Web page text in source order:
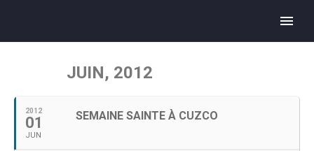
JUIN, 2012
2012
01
JUN
SEMAINE SAINTE À CUZCO